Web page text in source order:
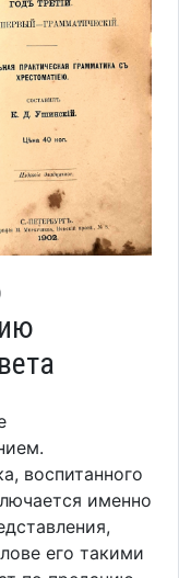
воспитанного
именно
его такими